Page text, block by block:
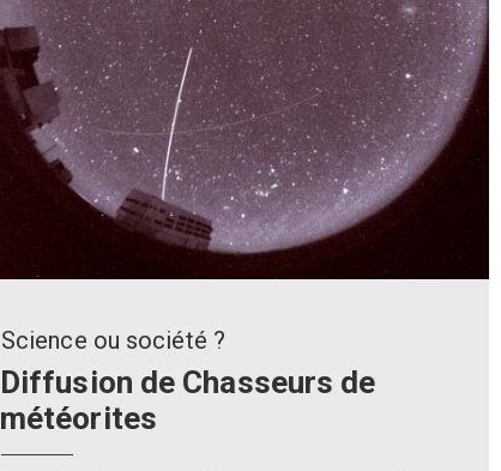
Science ou société ?
Diffusion de Chasseurs de
météorites